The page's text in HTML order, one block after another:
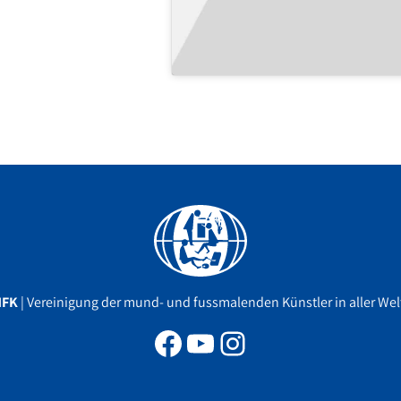
| Vereinigung der mund- und fussmalenden Künstler in aller
Facebook
YouTube
Instagram